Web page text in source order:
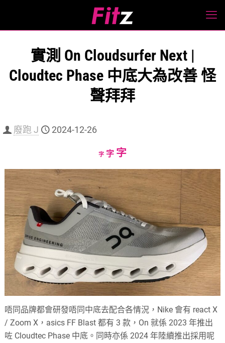
實測 On Cloudsurfer Next |
Cloudtec Phase 中底大為改善 怪
聲拜拜
廢跑 J 2024-12-26
字Decrease
字Reset
size.
字Increase
size.
唔同品牌都會研發唔同中底去配合各情況，Nike 會有 react X
/ Zoom X，asics FF Blast 都有 3 款，On 就係 2023 年推出
咗 Cloudtec Phase 中底。同時亦係 2024 年陸續推出採用呢